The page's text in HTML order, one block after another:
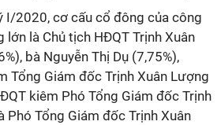
I/2020, cơ cấu cổ đông của công
là Chủ tịch HĐQT Trịnh Xuân
bà Nguyễn Thị Dụ (7,75%),
Tổng Giám đốc Trịnh Xuân Lượng
kiêm Phó Tổng Giám đốc Trịnh
Phó Tổng Giám đốc Trịnh Xuân